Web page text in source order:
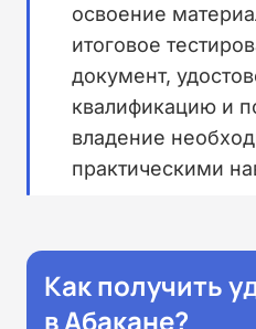
освоение
итоговое
документ,
квалификацию и
владение
практическими
Как получить
в Абакане?